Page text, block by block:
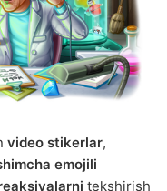
video stikerlar,
emojili
tekshirish